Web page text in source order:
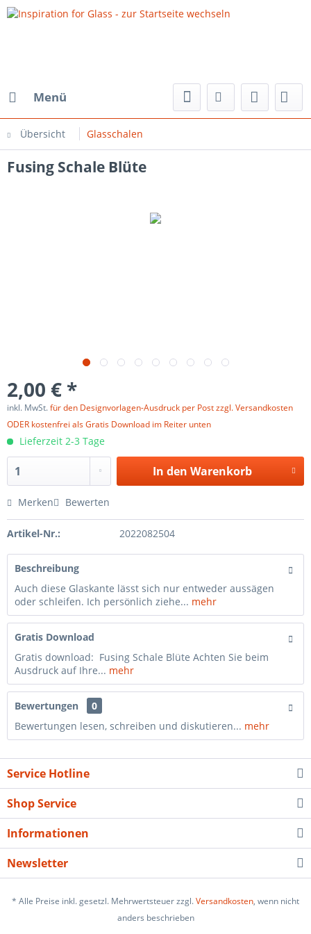
Menü
Übersicht Glasschalen
Fusing Schale Blüte
2,00 € *
inkl. MwSt.für den Designvorlagen-Ausdruck per Post zzgl. Versandkosten
ODER kostenfrei als Gratis Download im Reiter unten
Lieferzeit 2-3 Tage
In den Warenkorb
Merken Bewerten
Artikel-Nr.: 2022082504
Beschreibung
Auch diese Glaskante lässt sich nur entweder aussägen
oder schleifen. Ich persönlich ziehe... mehr
Gratis Download
Gratis download: Fusing Schale Blüte Achten Sie beim
Ausdruck auf Ihre... mehr
Bewertungen
0
Bewertungen lesen, schreiben und diskutieren... mehr
Service Hotline
Shop Service
Informationen
Newsletter
* Alle Preise inkl. gesetzl. Mehrwertsteuer zzgl.Versandkosten, wenn nicht
anders beschrieben